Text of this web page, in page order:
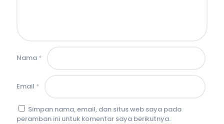
Nama *
Email *
Simpan nama, email, dan situs web saya pada
peramban ini untuk komentar saya berikutnya.